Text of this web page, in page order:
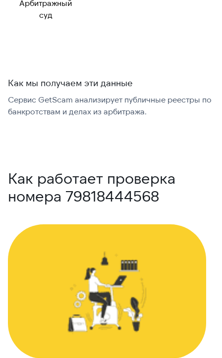
Можно набрать
международно:
Арбитражный
суд
Как мы получаем эти данные
Сервис GetScam анализирует публичные реестры по
банкротствам и делах из арбитража.
Как работает проверка
номера 79818444568